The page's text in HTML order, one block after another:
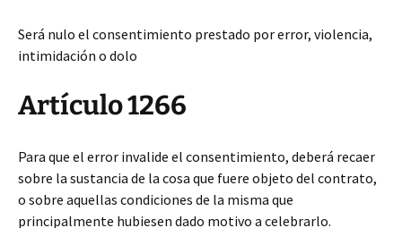
Será nulo el consentimiento prestado por error, violencia,
intimidación o dolo
Artículo 1266
Para que el error invalide el consentimiento, deberá recaer
sobre la sustancia de la cosa que fuere objeto del contrato,
o sobre aquellas condiciones de la misma que
principalmente hubiesen dado motivo a celebrarlo.